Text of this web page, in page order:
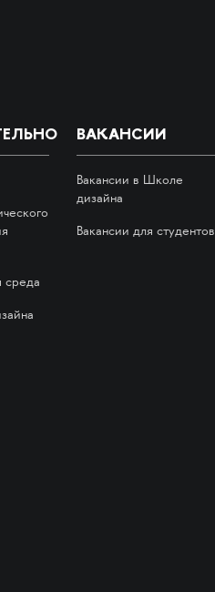
среда
ВАКАНСИИ
Вакансии в Школе
дизайна
Вакансии для студентов